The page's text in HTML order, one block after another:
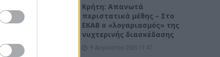
Κρήτη: Απανωτά
περιστατικά μέθης – Στο
ΕΚΑΒ ο «λογαριασμός» της
νυχτερινής διασκέδασης
9 Αυγούστου 2026 11:47